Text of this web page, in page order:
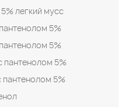
легкий мусс
5%
5%
пантенолом 5%
пантенолом 5%